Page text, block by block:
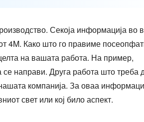
Секоја информација во
4M. Како што го правиме
на вашата работа. На пример,
направи. Друга работа што треба
компанија. За оваа
свет или кој било аспект.